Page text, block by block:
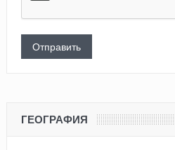
ГЕОГРАФИЯ